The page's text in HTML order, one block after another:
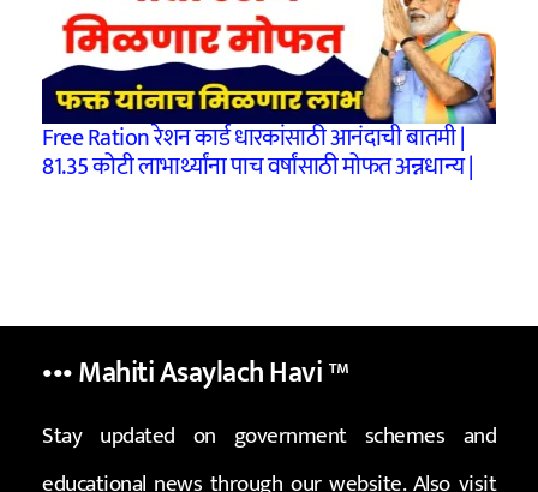
Free Ration रेशन कार्ड धारकांसाठी आनंदाची बातमी |
81.35 कोटी लाभार्थ्यांना पाच वर्षांसाठी मोफत अन्नधान्य |
••• Mahiti Asaylach Havi™
Stay updated on government schemes and
educational news through our website. Also visit